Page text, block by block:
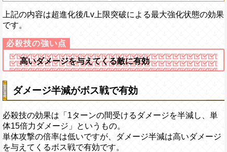
上記の内容は超進化後/Lv上限突破による最大強化状態の効果
です。
高いダメージを与えてくる敵に有効
ダメージ半減がボス戦で有効
必殺技の効果は「1ターンの間受けるダメージを半減し、単
体15倍力ダメージ」というもの。
単体攻撃の倍率は低いですが、ダメージ半減は高いダメージ
を与えてくるボス戦で有効です。